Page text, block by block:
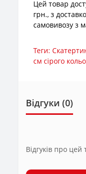
Цей товар
грн., з
самовивозу з
Теги:
см сірого
Відгуки (0)
Відгуків про